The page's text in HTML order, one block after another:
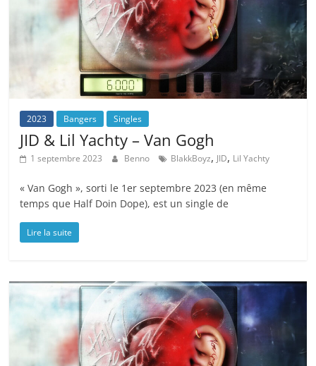
2023 Bangers Singles
JID & Lil Yachty – Van Gogh
1 septembre 2023 Benno BlakkBoyz, JID, Lil Yachty
« Van Gogh », sorti le 1er septembre 2023 (en même
temps que Half Doin Dope), est un single de
Lire la suite